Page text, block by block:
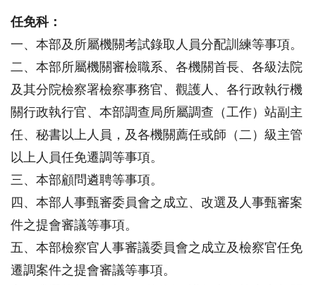
任免科：
一、本部及所屬機關考試錄取人員分配訓練等事項。
二、本部所屬機關審檢職系、各機關首長、各級法院
及其分院檢察署檢察事務官、觀護人、各行政執行機
關行政執行官、本部調查局所屬調查（工作）站副主
任、秘書以上人員，及各機關薦任或師（二）級主管
以上人員任免遷調等事項。
三、本部顧問遴聘等事項。
四、本部人事甄審委員會之成立、改選及人事甄審案
件之提會審議等事項。
五、本部檢察官人事審議委員會之成立及檢察官任免
遷調案件之提會審議等事項。